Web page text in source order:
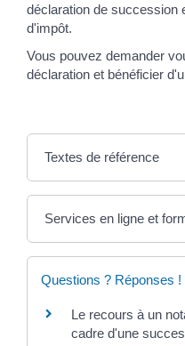
déclaration de succession
d'impôt.
Vous pouvez demander
déclaration et bénéficier
Textes de référence
Services en ligne et
Questions ? Réponses !
Le recours à un
cadre d'une